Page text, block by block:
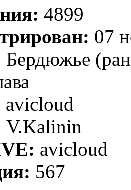
4899
07
Бердюжье
avicloud
V.Kalinin
avicloud
567